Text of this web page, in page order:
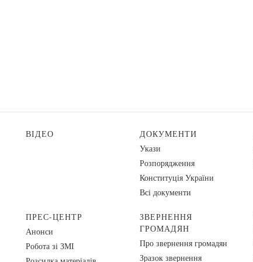
ВІДЕО
ДОКУМЕНТИ
Укази
Розпорядження
Конституція України
Всі документи
ПРЕС-ЦЕНТР
Анонси
Робота зі ЗМІ
ЗВЕРНЕННЯ
ГРОМАДЯН
Про звернення громадян
Зразок звернення